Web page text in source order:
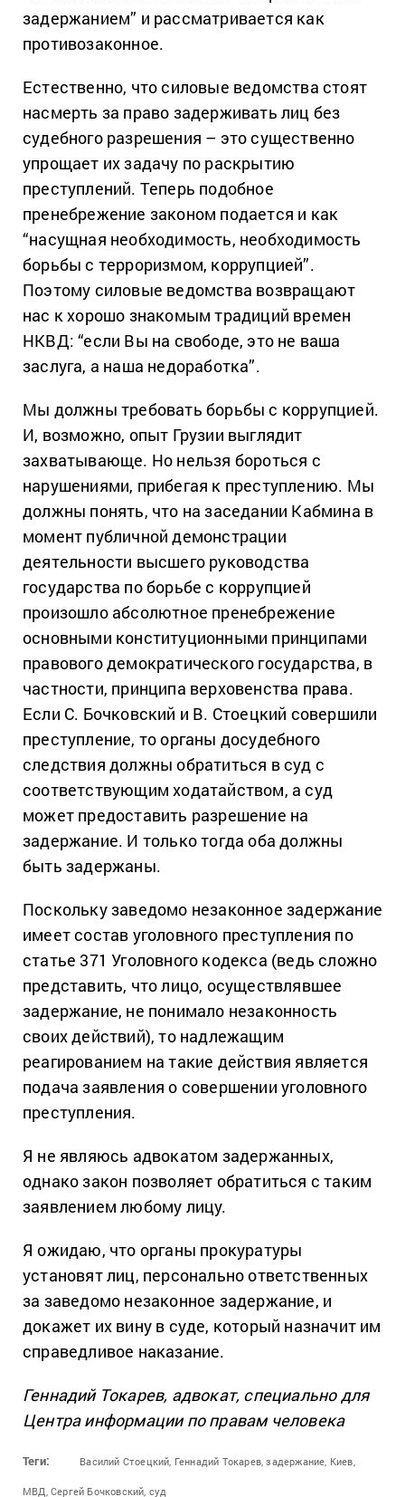
задержанием” и рассматривается как
противозаконное.
Естественно, что силовые ведомства стоят
насмерть за право задерживать лиц без
судебного разрешения – это существенно
упрощает их задачу по раскрытию
преступлений. Теперь подобное
пренебрежение законом подается и как
“насущная необходимость, необходимость
борьбы с терроризмом, коррупцией”.
Поэтому силовые ведомства возвращают
нас к хорошо знакомым традиций времен
НКВД: “если Вы на свободе, это не ваша
заслуга, а наша недоработка”.
Мы должны требовать борьбы с коррупцией.
И, возможно, опыт Грузии выглядит
захватывающе. Но нельзя бороться с
нарушениями, прибегая к преступлению. Мы
должны понять, что на заседании Кабмина в
момент публичной демонстрации
деятельности высшего руководства
государства по борьбе с коррупцией
произошло абсолютное пренебрежение
основными конституционными принципами
правового демократического государства, в
частности, принципа верховенства права.
Если С. Бочковский и В. Стоецкий совершили
преступление, то органы досудебного
следствия должны обратиться в суд с
соответствующим ходатайством, а суд
может предоставить разрешение на
задержание. И только тогда оба должны
быть задержаны.
Поскольку заведомо незаконное задержание
имеет состав уголовного преступления по
статье 371 Уголовного кодекса (ведь сложно
представить, что лицо, осуществлявшее
задержание, не понимало незаконность
своих действий), то надлежащим
реагированием на такие действия является
подача заявления о совершении уголовного
преступления.
Я не являюсь адвокатом задержанных,
однако закон позволяет обратиться с таким
заявлением любому лицу.
Я ожидаю, что органы прокуратуры
установят лиц, персонально ответственных
за заведомо незаконное задержание, и
докажет их вину в суде, который назначит им
справедливое наказание.
Геннадий Токарев, адвокат, специально для
Центра информации по правам человека
Теги: Василий Стоецкий, Геннадий Токарев, задержание, Киев,
МВД, Сергей Бочковский, суд